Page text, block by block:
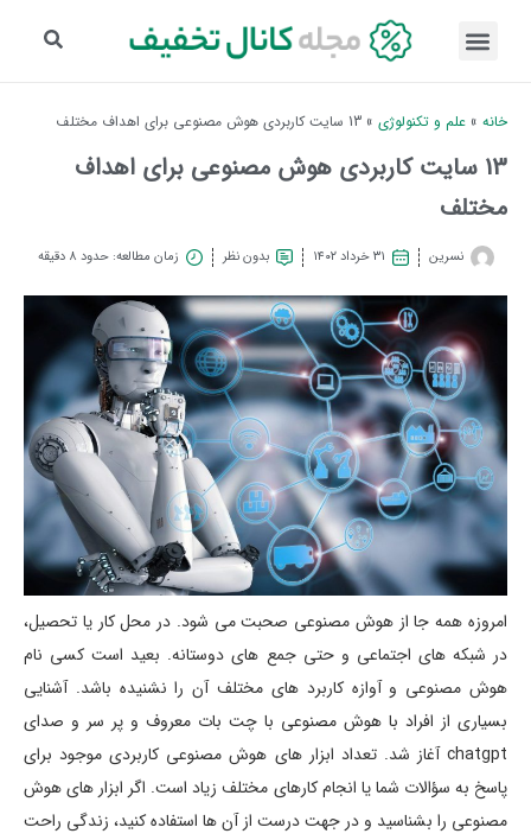
خانه » علم و تکنولوژی » 13 سایت کاربردی هوش مصنوعی برای اهداف مختلف
13 سایت کاربردی هوش مصنوعی برای اهداف
مختلف
نسرین ۳۱ خرداد ۱۴۰۲ بدون نظر زمان مطالعه: حدود 8 دقیقه
امروزه همه جا از هوش مصنوعی صحبت می شود. در محل کار یا تحصیل،
در شبکه های اجتماعی و حتی جمع های دوستانه. بعید است کسی نام
هوش مصنوعی و آوازه کاربرد های مختلف آن را نشنیده باشد. آشنایی
بسیاری از افراد با هوش مصنوعی با چت بات معروف و پر سر و صدای
chatgpt آغاز شد. تعداد ابزار های هوش مصنوعی کاربردی موجود برای
پاسخ به سؤالات شما یا انجام کارهای مختلف زیاد است. اگر ابزار های هوش
مصنوعی را بشناسید و در جهت درست از آن ها استفاده کنید، زندگی راحت